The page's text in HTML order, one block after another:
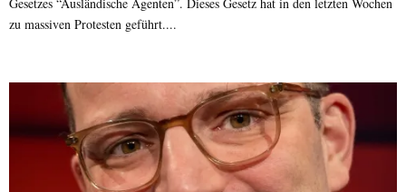
Gesetzes “Ausländische Agenten”. Dieses Gesetz hat in den letzten Wochen
zu massiven Protesten geführt....